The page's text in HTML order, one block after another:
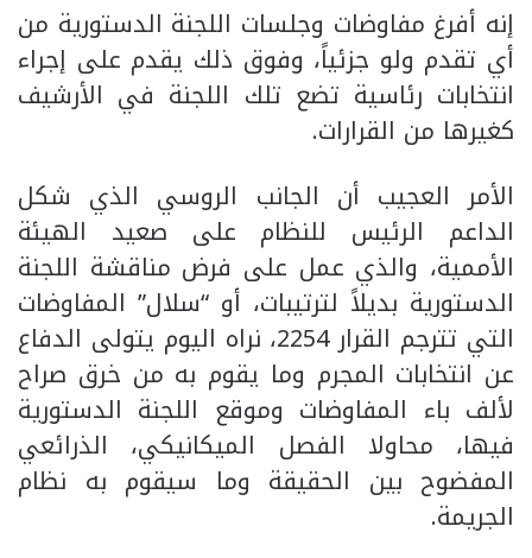
إنه أفرغ مفاوضات وجلسات اللجنة الدستورية من
أي تقدم ولو جزئياً، وفوق ذلك يقدم على إجراء
انتخابات رئاسية تضع تلك اللجنة في الأرشيف
كغيرها من القرارات.
الأمر العجيب أن الجانب الروسي الذي شكل
الداعم الرئيس للنظام على صعيد الهيئة
الأممية، والذي عمل على فرض مناقشة اللجنة
الدستورية بديلاً لترتيبات، أو “سلال” المفاوضات
التي تترجم القرار 2254، نراه اليوم يتولى الدفاع
عن انتخابات المجرم وما يقوم به من خرق صراح
لألف باء المفاوضات وموقع اللجنة الدستورية
فيها، محاولا الفصل الميكانيكي، الذرائعي
المفضوح بين الحقيقة وما سيقوم به نظام
الجريمة.